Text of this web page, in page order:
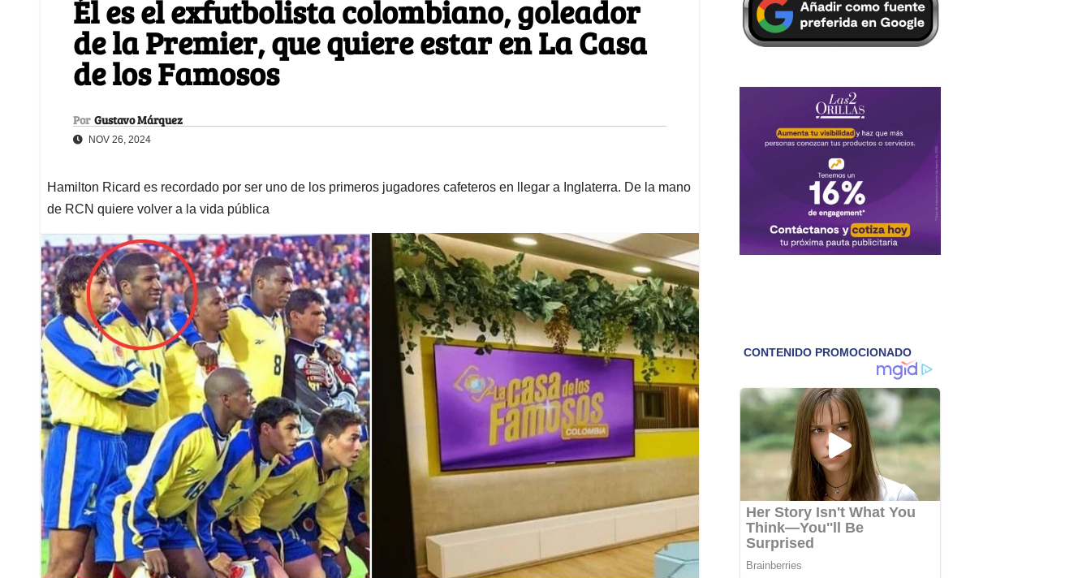
Él es el exfutbolista colombiano, goleador
de la Premier, que quiere estar en La Casa
de los Famosos
Por Gustavo Márquez
NOV 26, 2024
Hamilton Ricard es recordado por ser uno de los primeros jugadores cafeteros en llegar a Inglaterra. De la mano
de RCN quiere volver a la vida pública